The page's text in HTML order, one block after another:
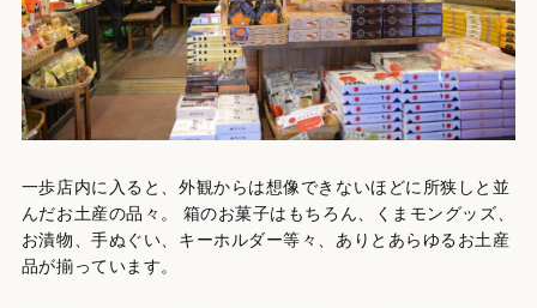
黒
黒
採
オ
一歩店内に入ると、外観からは想像できないほどに所狭しと並
んだお土産の品々。 箱のお菓子はもちろん、くまモングッズ、
お漬物、手ぬぐい、キーホルダー等々、ありとあらゆるお土産
品が揃っています。